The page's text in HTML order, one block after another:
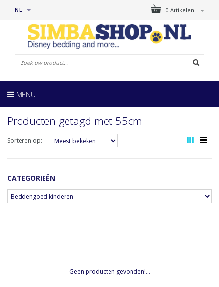
0 Artikelen
NL
MENU
Producten getagd met 55cm
Sorteren op:
CATEGORIEËN
Geen producten gevonden!...